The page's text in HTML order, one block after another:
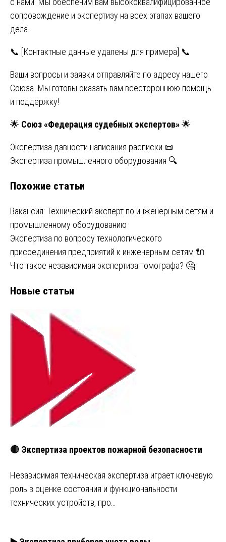
сопровождение и экспертизу на всех этапах вашего
дела.
📞 [Контактные данные удалены для примера] 📞
Ваши вопросы и заявки отправляйте по адресу нашего
Союза. Мы готовы оказать вам всестороннюю помощь
и поддержку!
🌟 Союз «Федерация судебных экспертов»🌟
Навигация
записям
Экспертиза давности написания расписки 📜
Экспертиза промышленного оборудования 🔍
Похожие статьи
Вакансия: Технический эксперт по инженерным сетям и
промышленному оборудованию
Экспертиза по вопросу технологического
присоединения предприятий к инженерным сетям 🔌
Что такое независимая экспертиза томографа? 🤔
Новые статьи
🔴 Экспертиза проектов пожарной безопасности
Независимая техническая экспертиза играет ключевую
роль в оценке состояния и функциональности
технических устройств, про…